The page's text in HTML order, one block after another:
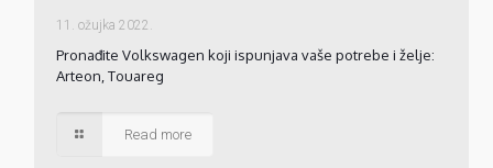
11. ožujka 2022.
Pronađite Volkswagen koji ispunjava vaše potrebe i želje:
Arteon, Touareg
Read more